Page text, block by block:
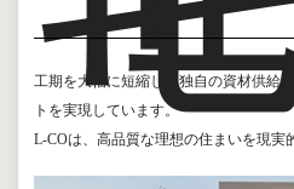
工期を大幅に短縮し、独自の資材供給
トを実現しています。
L-COは、高品質な理想の住まいを現実